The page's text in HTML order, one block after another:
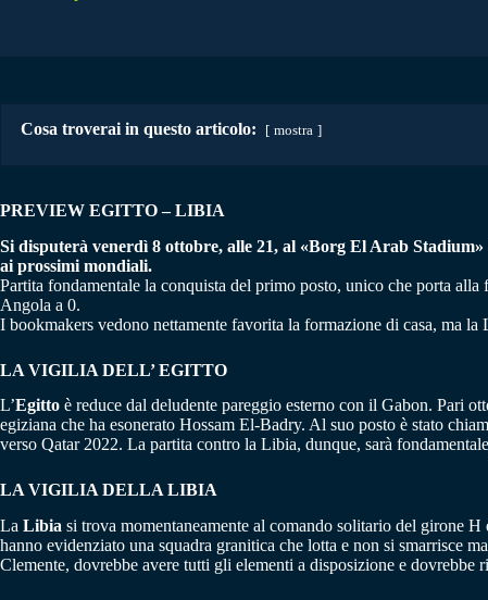
Cosa troverai in questo articolo: mostra
PREVIEW EGITTO – LIBIA
Si disputerà venerdì 8 ottobre, alle 21, al «Borg El Arab
ai prossimi mondiali.
Partita fondamentale la conquista del primo posto, unico che porta
Angola a 0.
I bookmakers vedono nettamente favorita la formazione di casa, ma la
LA VIGILIA DELL’ EGITTO
L’Egitto è reduce dal deludente pareggio esterno con il Gabon. Pari
egiziana che ha esonerato Hossam El-Badry. Al suo posto è stato
verso Qatar 2022. La partita contro la Libia, dunque, sarà
LA VIGILIA DELLA LIBIA
La Libia si trova momentaneamente al comando solitario del girone
hanno evidenziato una squadra granitica che lotta e non si smarrisce
Clemente, dovrebbe avere tutti gli elementi a disposizione e